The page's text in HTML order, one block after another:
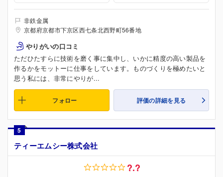
非鉄金属
京都府京都市下京区西七条北西野町56番地
やりがいの口コミ
ただひたすらに技術を磨く事に集中し、いかに精度の高い製品を
作るかをモットーに仕事をしています。ものづくりを極めたいと
思う私には、非常にやりが...
フォロー 評価の詳細を見る
5
ティーエムシー株式会社
?.?